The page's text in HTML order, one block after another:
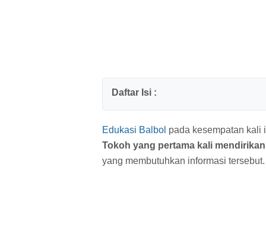
Edukasi Balbol pada kesempatan kali
Tokoh yang pertama kali
yang membutuhkan informasi tersebut.